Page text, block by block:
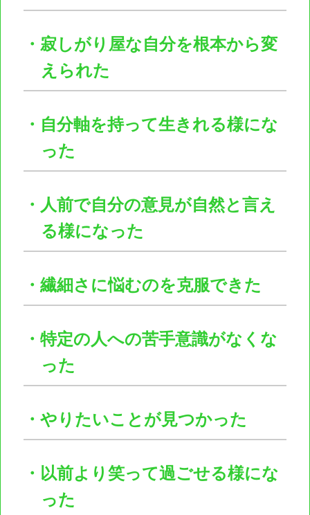
・寂しがり屋な自分を根本から変
えられた
・自分軸を持って生きれる様にな
った
・人前で自分の意見が自然と言え
る様になった
・繊細さに悩むのを克服できた
・特定の人への苦手意識がなくな
った
・やりたいことが見つかった
・以前より笑って過ごせる様にな
った